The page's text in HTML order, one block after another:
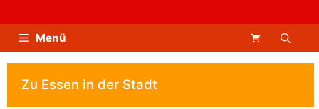
Inhalt
springenMenü
Zu Essen in der Stadt